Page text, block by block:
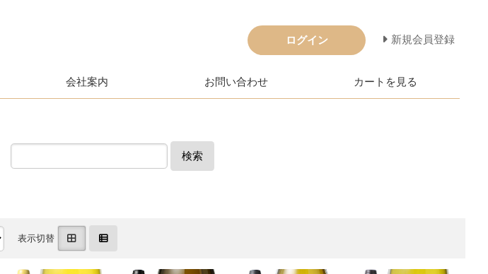
ログイン 新規会員登録
会社案内 お問い合わせ カートを見る
検索
表示切替